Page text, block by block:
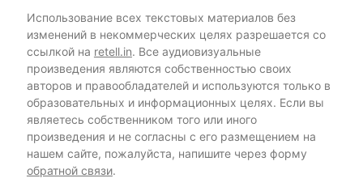
Использование всех текстовых материалов без
изменений в некоммерческих целях разрешается со
ссылкой на retell.in. Все аудиовизуальные
произведения являются собственностью своих
авторов и правообладателей и используются только в
образовательных и информационных целях. Если вы
являетесь собственником того или иного
произведения и не согласны с его размещением на
нашем сайте, пожалуйста, напишите через форму
обратной связи.